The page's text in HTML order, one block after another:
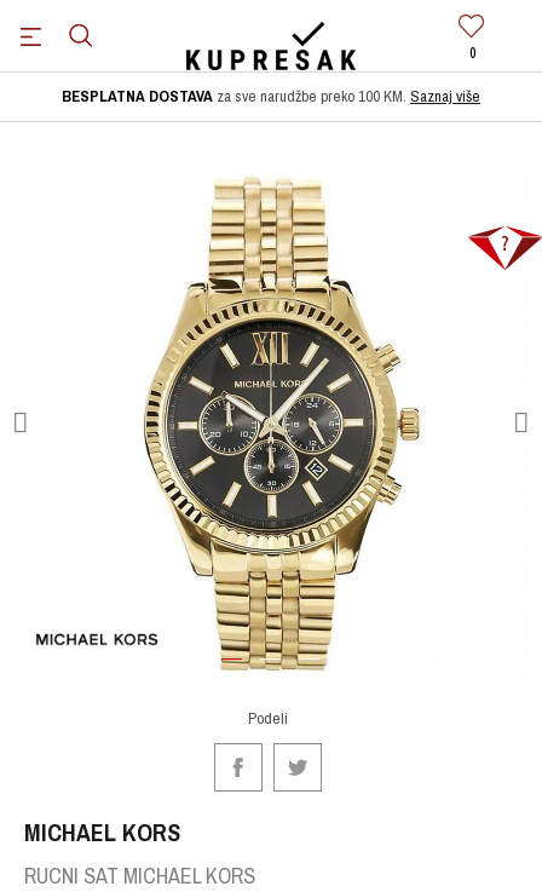
0
BESPLATNA DOSTAVA za sve narudžbe preko 100 KM. Saznaj više
1 2 3
Podeli
MICHAEL KORS
RUCNI SAT MICHAEL KORS